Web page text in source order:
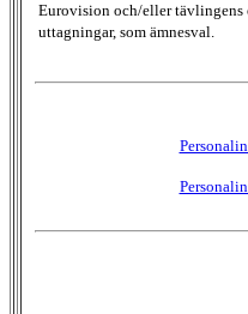
Eurovision och/eller
uttagningar, som ämnesval.